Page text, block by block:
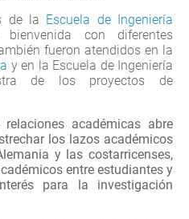
de la Escuela de Ingeniería
con diferentes
fueron atendidos en la
y en la Escuela de Ingeniería
de los proyectos de
académicas abre
los lazos académicos
y las costarricenses,
entre estudiantes y
para la investigación